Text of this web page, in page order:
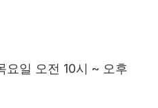
일 오전 10시 ~ 오후